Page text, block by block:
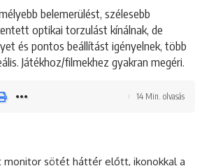
belemerülést, szélesebb
optikai torzulást kínálnak, de
és pontos beállítást igényelnek, több
Játékhoz/filmekhez gyakran megéri.
14 Min. olvasás